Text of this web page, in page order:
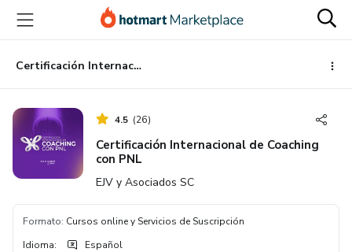
principal
página
de
página
Certificación Internacional de Coaching con PNL
4.5 (26)
Certificación Internacional de Coaching
con PNL
EJV y Asociados SC
Formato: Cursos online y Servicios de Suscripción
Idioma: Español